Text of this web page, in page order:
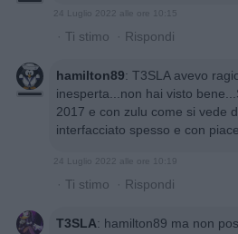
· Ti stimo · Rispondi
hamilton89: T3SLA avevo
inesperta...non hai visto
2017 e con zulu come si vede
interfacciato spesso e con
24 Luglio 2022 alle ore 10:19
· Ti stimo · Rispondi
T3SLA: hamilton89 ma non